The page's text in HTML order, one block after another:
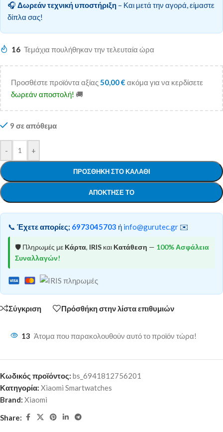
🎧 Δωρεάν τεχνική υποστήριξη – Και μετά την αγορά, είμαστε
δίπλα σας!
16 Τεμάχια πουλήθηκαν την τελευταία ώρα
Προσθέστε προϊόντα αξίας50,00€ ακόμα για να κερδίσετε
δωρεάν αποστολή! 🚚
9 σε απόθεμα
- +
ΠΡΟΣΘΉΚΗ ΣΤΟ ΚΑΛΆΘΙ
ΑΠΌΚΤΗΣΕ ΤΟ
📞 Έχετε απορίες; 6973045703 ή info@gurutec.gr ✉️
🛡️ Πληρωμές με Κάρτα, IRIS και Κατάθεση — 100% Ασφάλεια
Συναλλαγών!
Σύγκριση Πρόσθήκη στην λίστα επιθυμιών
13 Άτομα που παρακολουθούν αυτό το προϊόν τώρα!
Κωδικός προϊόντος: bs_6941812756201
Κατηγορία: Xiaomi Smartwatches
Brand: Xiaomi
Share: